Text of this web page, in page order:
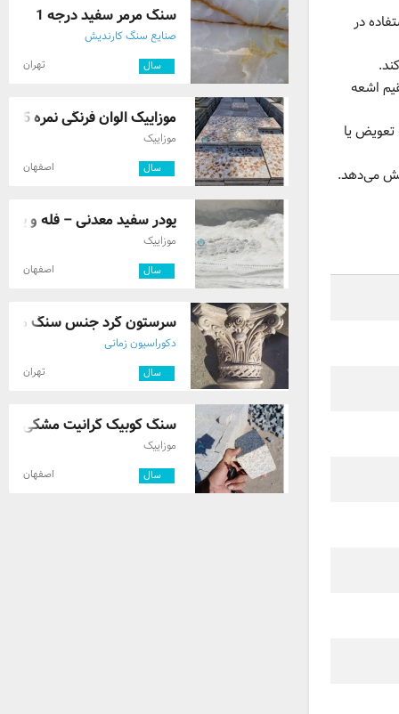
در
اشعه
یا
می‌دهد.
سنگ مرمر سفید درجه 1
صنایع سنگ کارندیش
سال تهران
موزاییک الوان فرنگی نمره 5 – نمای زیبا و ...
موزاییک
سال اصفهان
پودر سفید معدنی – فله و
موزاییک
سال اصفهان
سرستون گرد جنس سنگ
دکوراسیون زمانی
سال تهران
سنگ کوبیک گرانیت مشکی –
موزاییک
سال اصفهان